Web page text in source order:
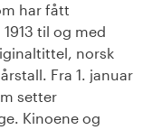
har fått
til og med
norsk
Fra 1. januar
setter
Kinoene og